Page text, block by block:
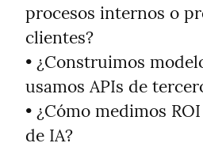
procesos internos o
clientes?
• ¿Construimos
usamos APIs de
• ¿Cómo medimos